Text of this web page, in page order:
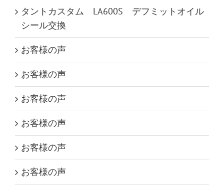
タントカスタム LA600S デフミットオイル
シール交換
お客様の声
お客様の声
お客様の声
お客様の声
お客様の声
お客様の声